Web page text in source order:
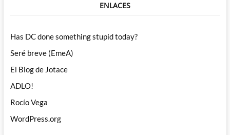
ENLACES
Has DC done something stupid today?
Seré breve (EmeA)
El Blog de Jotace
ADLO!
Rocío Vega
WordPress.org